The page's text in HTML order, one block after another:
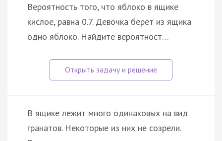
Вероятность того, что яблоко в ящике
кислое, равна 0.7. Девочка берёт из ящика
одно яблоко. Найдите вероятност…
В ящике лежит много одинаковых на вид
гранатов. Некоторые из них не созрели.